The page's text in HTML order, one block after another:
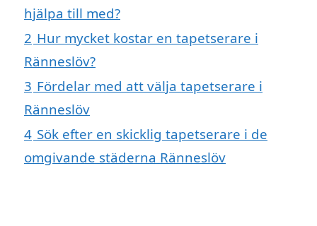
hjälpa till med?
2 Hur mycket kostar en tapetserare i
Ränneslöv?
3 Fördelar med att välja tapetserare i
Ränneslöv
4 Sök efter en skicklig tapetserare i de
omgivande städerna Ränneslöv